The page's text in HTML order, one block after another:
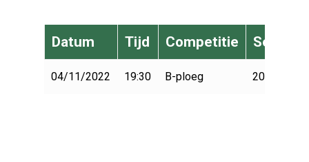
Datum Tijd Competitie Seizoen
04/11/2022 19:30 B-ploeg 2022-2023